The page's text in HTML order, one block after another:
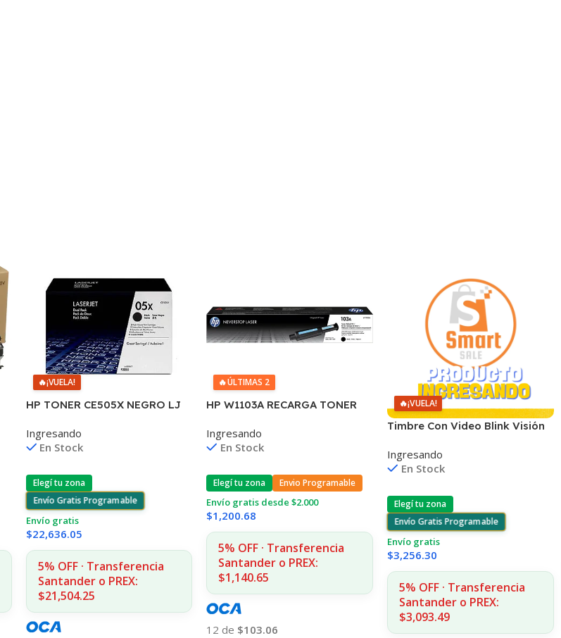
🔥¡VUELA!
HP TONER CE505X NEGRO LJ
Ingresando
En Stock
Elegí tu zona
Envío Gratis Programable
Envío gratis
$22,636.05
5% OFF · Transferencia
Santander o PREX:
$21,504.25
🔥ÚLTIMAS 2
HP W1103A RECARGA TONER
1000/1001/1020/1200 (B)
Ingresando
En Stock
Elegí tu zona Envio Programable
Envío gratis desde $2.000
$1,200.68
5% OFF · Transferencia
Santander o PREX:
$1,140.65
12 de $103.06
🔥¡VUELA!
Timbre Con Video Blink Visión
Ingresando
En Stock
Elegí tu zona
Envío Gratis Programable
Envío gratis
$3,256.30
5% OFF · Transferencia
Santander o PREX:
$3,093.49